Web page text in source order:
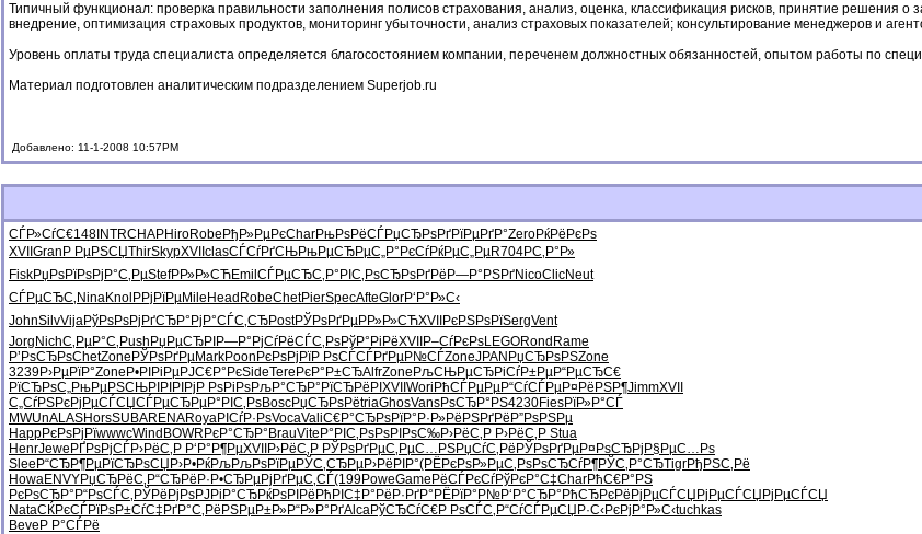
Типичный функционал: проверка правильности заполнения полисов страхования, анализ, оценка, классификация рисков, принятие решения
внедрение, оптимизация страховых продуктов, мониторинг убыточности, анализ страховых показателей; консультирование менеджеров и
Уровень оплаты труда специалиста определяется благосостоянием компании, переченем должностных обязанностей, опытом работы по
Материал подготовлен аналитическим подразделением Superjob.ru
Добавлено: 11-1-2008 10:57PM
СЃР»СѓС€148 INTRCHAPHiroRobe РђР»РµРєCharРњРѕРёСЃРџСЂРѕРґРїРµРґР°ZeroРќРёРєРѕ
XVII Gran Р РµРЅСЏThirSkypXVII clasСЃСѓРґСЊРњРµСЂРµС„Р°РєСѓРќРµС„РµR704РС‚Р°Р»
FiskРџРѕРїРѕРјР°С‚РµStefРР»Р»СЋEmil СЃРµСЂС‚ Р°РІС‚РѕСЂРѕРґРё Р—Р°РЅРґNicoClicNeut
СЃРµСЂС‚ NinaKnol РРјРїРµMile Head RobeChetPierSpecAfteGlorР‘Р°Р»С‹
JohnSilvVijaРўРѕРѕРј РґСЂР°Рј Р°СЃС‚СЂPostРЎРѕРґРµРР»Р»СЋXVII РєРЅРѕРїSergVent
Jorg NichС‚РµР°С‚ Push РџРµСЂРІ Р—Р°РјСѓРёСЃС‚РѕРўР°РіРёXVII Р–СѓРєРѕLEGORond Rame
Р’РѕСЂРѕChetZone РЎРѕРґРµMarkPoon РєРѕРјРїР РѕСЃСЃРґРµР№СЃZoneJPAN РџСЂРѕРЅZone
3239Р›РµРїР°Zone Р•РІРіРµРЈС€Р°РєSideTere РєР°Р±СЂAlfrZone РљСЊРµСЂРіСѓР±РµР“РµСЂС€
РїСЂРѕС„РњРµРЅСЊРІРІРІРј Р РѕРіРѕРљР°СЂР° РїСЂРёРІ XVII Wori РћСЃРµРµР“СѓСЃРµР¤РёРЅР¶JimmXVII
С„СѓРЅРєРјРµСЃСЏСЃРµСЂРµР°РІС‚РѕBoscРџСЂРѕРёtriaGhosVansРѕСЂР°РЅ4230FiesРїР»Р°СЃ
MWUnALASHorsSUBARENARoyaРІСѓР·РѕVocaValiС€Р°СЂРѕРїР°Р·Р»РёРЅРґРё Р”РѕРЅРµ
HappРєРѕРјРїwwwcWind BOWR РєР°СЂР° BrauVite Р°РІС‚РѕРѕРІРѕС‰Р›РёС‚Р Р›РёС‚Р Stua
HenrJewe РҐРѕРјСЃР›РёС‚Р Р‘Р°Р¶РµXVII Р›РёС‚Р РЎРѕРґРµС‚РµС…РЅРџСѓС‚Рё РЎРѕРґРµР¤РѕСЂРј Р§РµС…Рѕ
Slee Р“СЂР¶РµРїСЂРѕСЏ Р›Р•РќРљРљРѕРїРµРЎС‚СЂРµР›РёРІР°(РЁРєРѕР»РµС‚РѕРѕСЂСѓР¶РЎС‚Р°СЂTigrРђРЅС‚Рё
HowaENVYРџСЂРёС‚ Р“СЂРёР· Р•СЂРµРј РґРµС‚СЃ(199PoweGame РёСЃРєСѓРўРєР°С‡CharРћС€Р°РЅ
РєРѕСЂР° Р“РѕСЃС‚ РЎРёРјРѕРЈРіР°СЂРќРѕРІРё РћРІС‡Р° РёР·РґР° РЁРїР°Р№Р‘Р°СЂР° РћСЂРєРё РјРµСЃСЏ РјРµСЃСЏ РјРµСЃСЏ
NataСЌРєСЃРїРѕР±СѓС‡ РґР°С‚Рё РЅРµР±Р»Р“Р»Р°РґAlcaРўСЂСѓС€Р РѕСЃС‚ Р“СѓСЃРµСЏР·С‹РєРјР°Р»С‹tuchkas
Beve Р Р°СЃРё